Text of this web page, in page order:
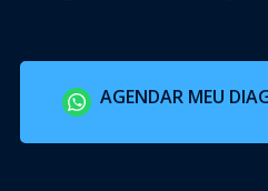
AGENDAR MEU